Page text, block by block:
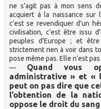
ne s’agit pas à mon sens
acquiert à la naissance sur
c’est se revendiquer d’un
civilisation, c’est être issu
peuples d’Europe ; et être
strictement rien à voir dans
pose même pas. Elle n’est
— Quand vous
administrative » et «
peut on pas dire que
l’obtention de la
oppose le droit du